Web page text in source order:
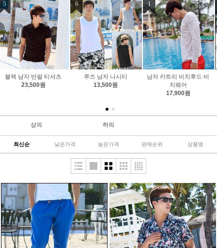
1
남자 카트리 비치후드 비
치웨어
2
리넨 블루 남자 롱 마 여름
바지 M 사이즈 당일배송
스트라이프 남자 나시티
13,900원
상의 하의
최신순 낮은가격 높은가격 판매순위 상품명